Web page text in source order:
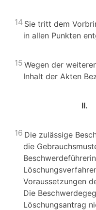
14 Sie tritt dem
in allen Punkten
15 Wegen der
Inhalt der Akten
II.
16 Die zulässige
die
Voraussetzungen
Die
Löschungsantrag